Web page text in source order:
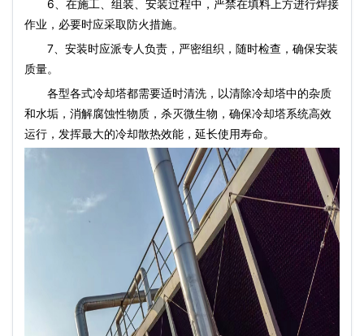
6、在施工、组装、安装过程中，严禁在填料上方进行焊接
作业，必要时应采取防火措施。
7、安装时应派专人负责，严密组织，随时检查，确保安装
质量。
各型各式冷却塔都需要适时清洗，以清除冷却塔中的杂质
和水垢，消解腐蚀性物质，杀灭微生物，确保冷却塔系统高效
运行，发挥最大的冷却散热效能，延长使用寿命。